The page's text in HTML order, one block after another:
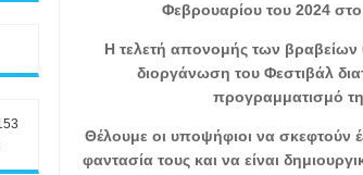
Φεβρουαρίου του 2024
Η τελετή απονομής των βραβείων
διοργάνωση του Φεστιβάλ
προγραμματισμό
Θέλουμε οι υποψήφιοι να σκεφτούν
φαντασία τους και να είναι